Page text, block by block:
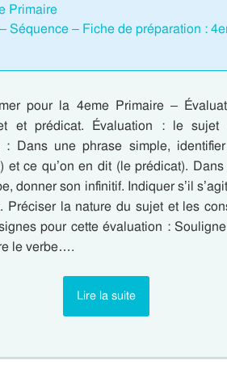
Primaire
Séquence – Fiche de préparation :
pour la 4eme Primaire –
et prédicat. Évaluation : le sujet
: Dans une phrase simple,
et ce qu’on en dit (le prédicat).
donner son infinitif. Indiquer s’il
Préciser la nature du sujet et les
pour cette évaluation :
le verbe….
Lire la suite